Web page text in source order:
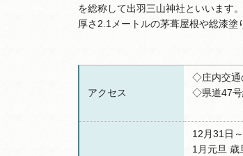
を総称して出羽三山神社といいます
厚さ2.1メートルの茅葺屋根や総漆塗
アクセス
◇庄内交通
◇県道47号
12月31日
1月元旦 歳